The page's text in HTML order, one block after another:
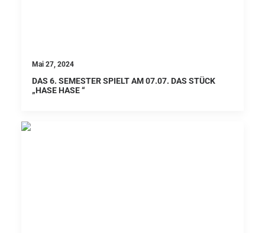
Mai 27, 2024
DAS 6. SEMESTER SPIELT AM 07.07. DAS STÜCK
„HASE HASE “